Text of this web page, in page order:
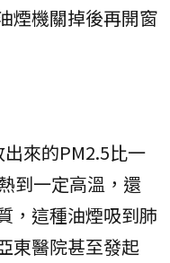
煙機關掉後再開窗
來的PM2.5比一
到一定高溫，還
，這種油煙吸到肺
東醫院甚至發起